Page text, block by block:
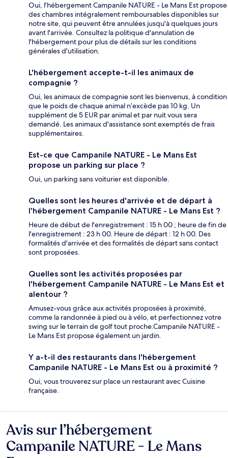
Oui, l'hébergement Campanile NATURE - Le Mans Est propose
des chambres intégralement remboursables disponibles sur
notre site, qui peuvent être annulées jusqu'à quelques jours
avant l'arrivée. Consultez la politique d'annulation de
l'hébergement pour plus de détails sur les conditions
générales d'utilisation.
L'hébergement accepte-t-il les animaux de
compagnie ?
Oui, les animaux de compagnie sont les bienvenus, à condition
que le poids de chaque animal n’excède pas 10 kg. Un
supplément de 5 EUR par animal et par nuit vous sera
demandé. Les animaux d'assistance sont exemptés de frais
supplémentaires.
Est-ce que Campanile NATURE - Le Mans Est
propose un parking sur place ?
Oui, un parking sans voiturier est disponible.
Quelles sont les heures d'arrivée et de départ à
l'hébergement Campanile NATURE - Le Mans Est ?
Heure de début de l'enregistrement : 15 h 00 ; heure de fin de
l'enregistrement : 23 h 00. Heure de départ : 12 h 00. Des
formalités d'arrivée et des formalités de départ sans contact
sont proposées.
Quelles sont les activités proposées par
l'hébergement Campanile NATURE - Le Mans Est et
alentour ?
Amusez-vous grâce aux activités proposées à proximité,
comme la randonnée à pied ou à vélo, et perfectionnez votre
swing sur le terrain de golf tout proche.Campanile NATURE -
Le Mans Est propose également un jardin.
Y a-t-il des restaurants dans l'hébergement
Campanile NATURE - Le Mans Est ou à proximité ?
Oui, vous trouverez sur place un restaurant avec Cuisine
française.
Avis
Avis sur l’hébergement
Campanile NATURE - Le Mans